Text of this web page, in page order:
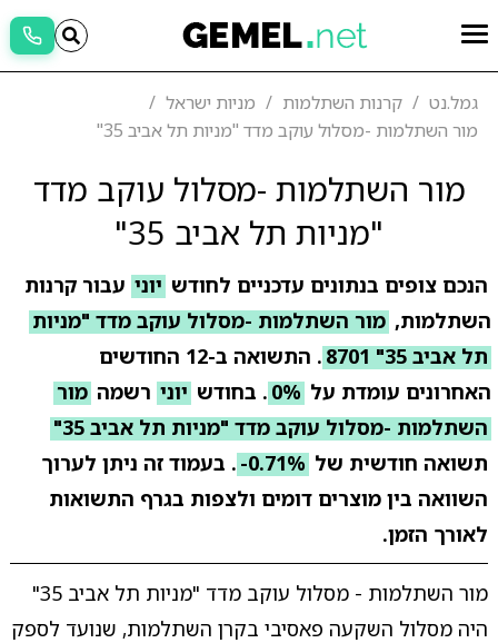
גמל.נט קרנות השתלמות
מניות ישראל
מור השתלמות -מסלול עוקב מדד "מניות תל אביב 35"
מור השתלמות -מסלול עוקב מדד
"מניות תל אביב 35"
הנכם צופים בנתונים עדכניים לחודש יוני עבור קרנות
השתלמות, מור השתלמות -מסלול עוקב מדד "מניות
תל אביב 35" 8701
. התשואה ב-12 החודשים
האחרונים עומדת על 0% . בחודש יוני רשמה מור
השתלמות -מסלול עוקב מדד "מניות תל אביב 35"
תשואה חודשית של -0.71% . בעמוד זה ניתן לערוך
השוואה בין מוצרים דומים ולצפות בגרף התשואות
לאורך הזמן.
מור השתלמות - מסלול עוקב מדד "מניות תל אביב 35"
היה מסלול השקעה פאסיבי בקרן השתלמות, שנועד לספק